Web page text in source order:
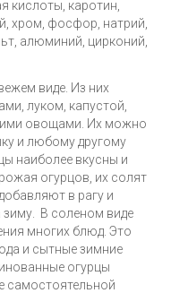
кислоты, каротин,
хром, фосфор, натрий,
алюминий, цирконий,
виде. Из них
луком, капустой,
овощами. Их можно
и любому другому
наиболее вкусны и
огурцов, их солят
в рагу и
зиму. В соленом виде
многих блюд. Это
и сытные зимние
огурцы
самостоятельной